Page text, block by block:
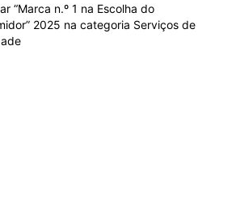
“Marca n.º 1 na Escolha do
2025 na categoria Serviços de